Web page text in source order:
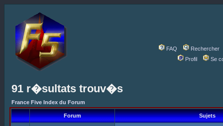
FAQ
Rechercher
Profil
Se
91 r�sultats trouv�s
France Five Index du Forum
Forum Sujets